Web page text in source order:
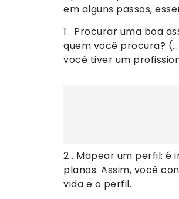
em alguns passos,
1 . Procurar uma boa
quem você procura?
você tiver um
2 . Mapear um perfil:
planos. Assim, você
vida e o perfil.